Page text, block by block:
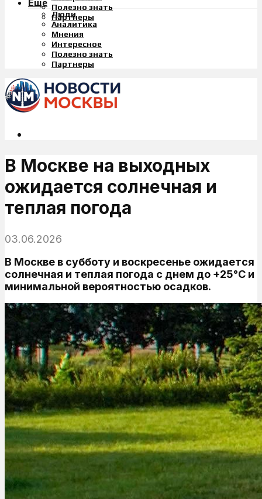
Полезно знать
Партнеры
Еще
Люди
Аналитика
Мнения
Интересное
Полезно знать
Партнеры
В Москве на выходных
ожидается солнечная и
теплая погода
03.06.2026
В Москве в субботу и воскресенье ожидается
солнечная и теплая погода с днем до +25°C и
минимальной вероятностью осадков.